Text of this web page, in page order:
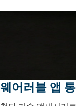
웨어러블 앱